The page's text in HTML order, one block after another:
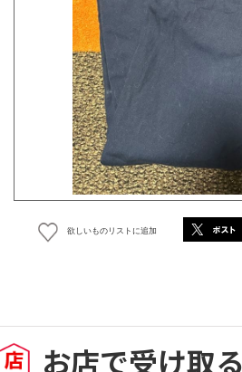
欲しいものリストに追加
お店で受け取る